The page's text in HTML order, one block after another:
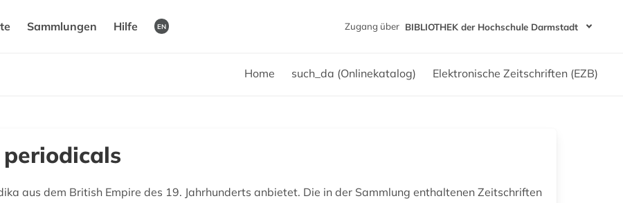
Sammlungen Hilfe EN Zugang über BIBLIOTHEK der Hochschule Darmstadt
Home such_da (Onlinekatalog) Elektronische Zeitschriften (EZB)
aus dem British Empire des 19. Jahrhunderts anbietet. Die in der Sammlung enthaltenen Zeitschriften